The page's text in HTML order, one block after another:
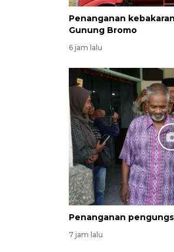
Penanganan
Gunung Bromo
6 jam lalu
Penanganan
7 jam lalu